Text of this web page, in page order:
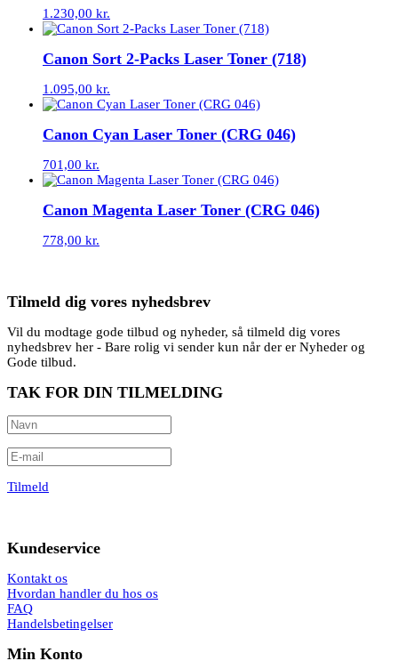
1.230,00 kr.
Canon Sort 2-Packs Laser Toner (718)
1.095,00 kr.
Canon Cyan Laser Toner (CRG 046)
701,00 kr.
Canon Magenta Laser Toner (CRG 046)
778,00 kr.
Tilmeld dig vores nyhedsbrev
Vil du modtage gode tilbud og nyheder, så tilmeld dig vores
nyhedsbrev her - Bare rolig vi sender kun når der er Nyheder og
Gode tilbud.
TAK FOR DIN TILMELDING
Tilmeld
Kundeservice
Kontakt os
Hvordan handler du hos os
FAQ
Handelsbetingelser
Min Konto